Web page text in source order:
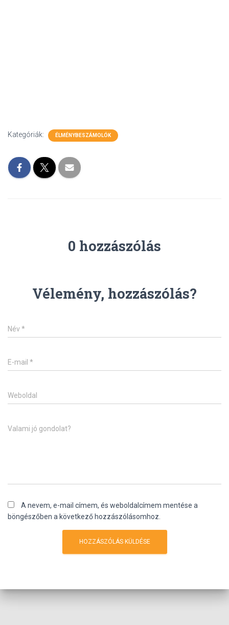
Kategóriák: ÉLMÉNYBESZÁMOLÓK
0 hozzászólás
Vélemény, hozzászólás?
Név*
E-mail *
Weboldal
Valami jó gondolat?
A nevem, e-mail címem, és weboldalcímem mentése a
böngészőben a következő hozzászólásomhoz.